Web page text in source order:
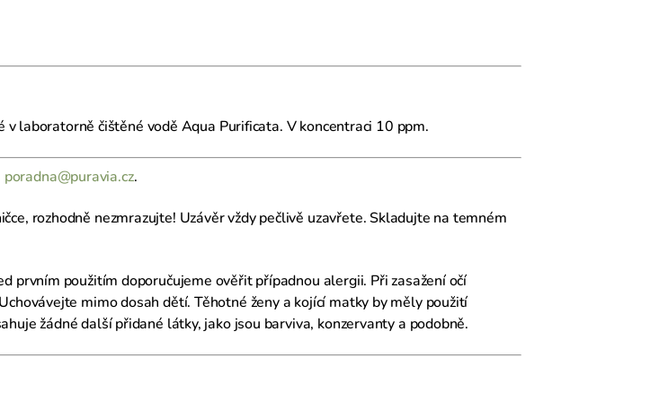
laboratorně čištěné vodě Aqua Purificata. V koncentraci 10 ppm.
poradna@puravia.cz.
rozhodně nezmrazujte! Uzávěr vždy pečlivě uzavřete. Skladujte na temném
prvním použitím doporučujeme ověřit případnou alergii. Při zasažení očí
mimo dosah dětí. Těhotné ženy a kojící matky by měly použití
žádné další přidané látky, jako jsou barviva, konzervanty a podobně.